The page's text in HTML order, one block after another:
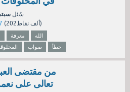
سُئل سبتمبر
( 202ألفنقاط)
معرفة
الله
صواب خطأ
من مقتضى
تعالى على